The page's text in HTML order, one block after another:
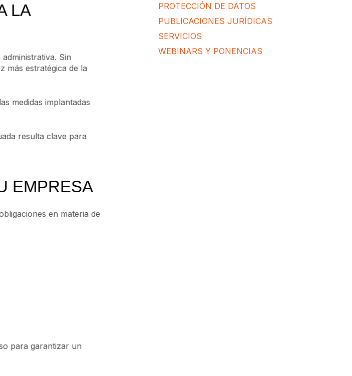
LA
Sin
más estratégica de la
medidas implantadas
resulta clave para
EMPRESA
en materia de
para garantizar un
PROTECCIÓN DE DATOS
PUBLICACIONES JURÍDICAS
SERVICIOS
WEBINARS Y PONENCIAS